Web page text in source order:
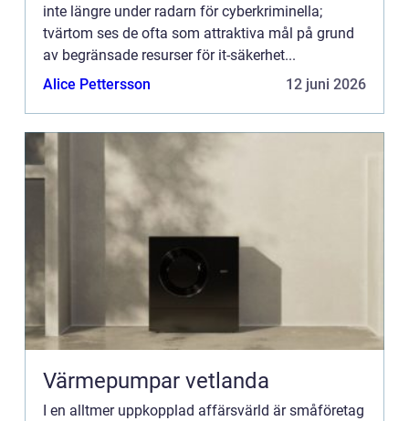
inte längre under radarn för cyberkriminella;
tvärtom ses de ofta som attraktiva mål på grund
av begränsade resurser för it-säkerhet...
Alice Pettersson
12 juni 2026
Värmepumpar vetlanda
I en alltmer uppkopplad affärsvärld är småföretag